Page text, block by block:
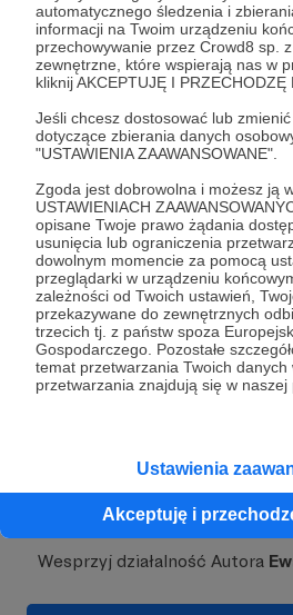
automatycznego śledzenia i
informacji na Twoim urządzeniu
przechowywanie przez Crowd8 sp.
zewnętrzne, które wspierają nas w
kliknij AKCEPTUJĘ I PRZECHODZĘ
Jeśli chcesz dostosować lub
dotyczące zbierania danych
"USTAWIENIA ZAAWANSOWANE".
Zgoda jest dobrowolna i możesz ją
USTAWIENIACH
opisane Twoje prawo żądania
usunięcia lub ograniczenia
dowolnym momencie za pomocą
przeglądarki w urządzeniu
zależności od Twoich ustawień,
przekazywane do zewnętrznych
trzecich tj. z państw spoza
Gospodarczego. Pozostałe
temat przetwarzania Twoich danych
przetwarzania znajdują się w naszej
Ustawienia
Akceptuję i
18.02.2023 Brak komentarzy
Spacer z Palermo do
4/2023)
Ona była naszym celem, wisienką
długą trasę po sycylijskich
największy w Europie - ok. 3357 m
jeden z najbardziej aktywnych na
czerwonym szlakiem można
północy na południe, lecz trzeba
ścieżki po skale, nie wolno chodzić
mógłby zapaść się po ciężarem
#Etna #wulkan #Sycylia
Dołącz do grona
Wesprzyj działalność Autora